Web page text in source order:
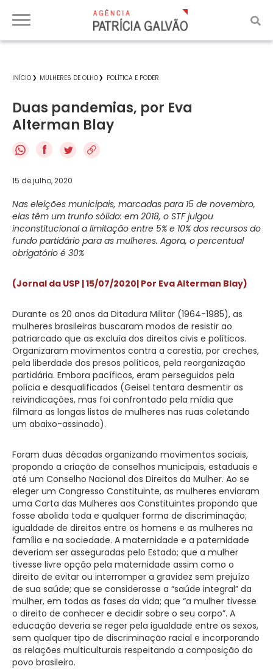
INÍCIO MULHERES DE OLHO POLÍTICA E PODER
Duas pandemias, por Eva
Alterman Blay
f
15 de julho, 2020
Nas eleições municipais, marcadas para 15 de novembro,
elas têm um trunfo sólido: em 2018, o STF julgou
inconstitucional a limitação entre 5% e 10% dos recursos do
fundo partidário para as mulheres. Agora, o percentual
obrigatório é 30%
(Jornal da USP | 15/07/2020| Por Eva Alterman Blay)
Durante os 20 anos da Ditadura Militar (1964-1985), as
mulheres brasileiras buscaram modos de resistir ao
patriarcado que as excluía dos direitos civis e políticos.
Organizaram movimentos contra a carestia, por creches,
pela liberdade dos presos políticos, pela reorganização
partidária. Embora pacíficos, eram perseguidos pela
polícia e desqualificados (Geisel tentara desmentir as
reivindicações, mas foi confrontado pela mídia que
filmara as longas listas de mulheres nas ruas coletando
um abaixo-assinado).
Foram duas décadas organizando movimentos sociais,
propondo a criação de conselhos municipais, estaduais e
até um Conselho Nacional dos Direitos da Mulher. Ao se
eleger um Congresso Constituinte, as mulheres enviaram
uma Carta das Mulheres aos Constituintes propondo que
fosse abolida toda e qualquer forma de discriminação;
igualdade de direitos entre os homens e as mulheres na
família e na sociedade. A maternidade e a paternidade
deveriam ser asseguradas pelo Estado; que a mulher
tivesse livre opção pela maternidade assim como o
direito de evitar ou interromper a gravidez sem prejuízo
de sua saúde; que se considerasse a “saúde integral” da
mulher, em todas as fases da vida; que “a mulher tivesse
o direito de conhecer e decidir sobre o seu corpo”. A
educação deveria se reger pela igualdade entre os sexos,
sem qualquer tipo de discriminação racial e incorporando
as relações multiculturais respeitando a composição do
povo brasileiro.